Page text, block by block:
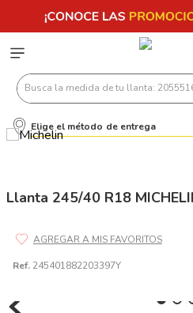
Busca la medida de tu llanta:
Elige el método de entrega
Llanta 245/40 R18
Ref. 245401882203397Y
6